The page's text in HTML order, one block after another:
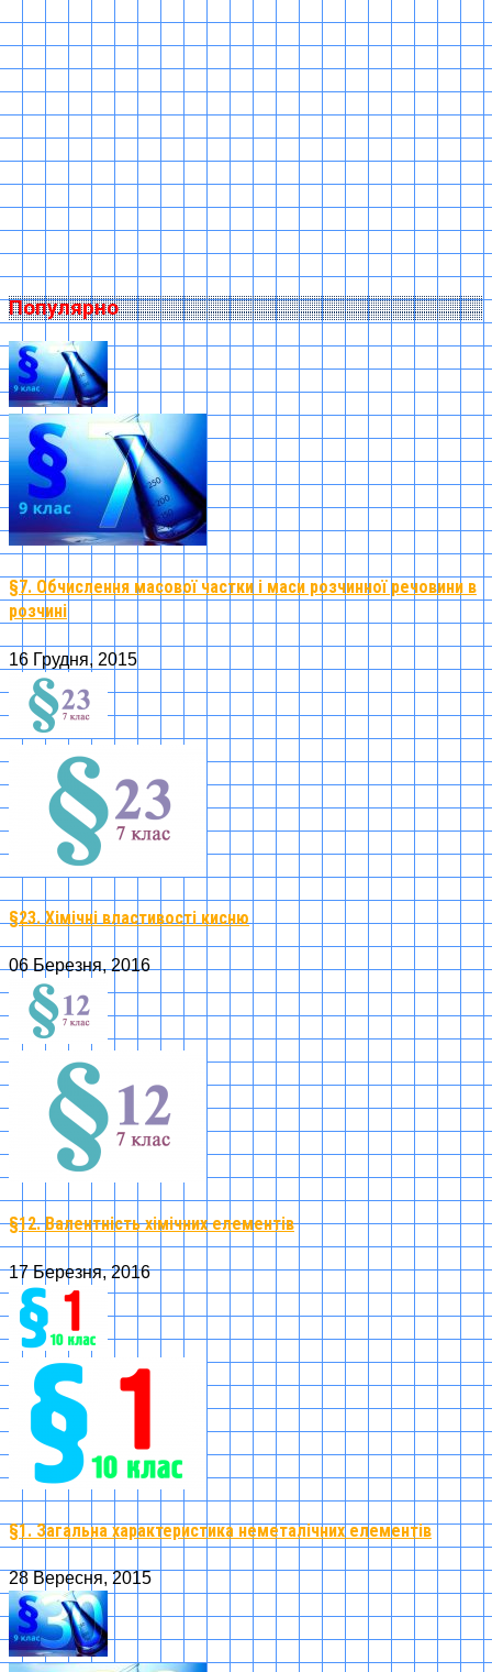
Популярно
§7. Обчислення масової частки і маси розчинної речовини в
розчині
16 Грудня, 2015
§23. Хімічні властивості кисню
06 Березня, 2016
§12. Валентність хімічних елементів
17 Березня, 2016
§1. Загальна характеристика неметалічних елементів
28 Вересня, 2015